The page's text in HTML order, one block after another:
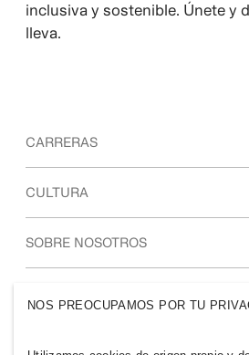
inclusiva y sostenible. Únete y
lleva.
CARRERAS
Descubre nuestras áreas de trabajo
CULTURA
Nuestra cultura y beneficios
SOBRE NOSOTROS
Sostenibilidad
NOS PREOCUPAMOS POR TU